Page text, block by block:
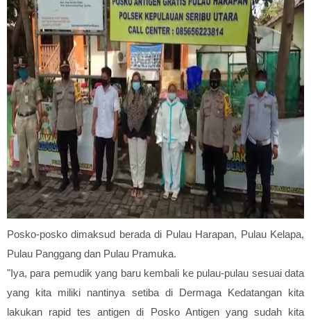
Posko-posko dimaksud berada di Pulau Harapan, Pulau Kelapa,
Pulau Panggang dan Pulau Pramuka.
"Iya, para pemudik yang baru kembali ke pulau-pulau sesuai data
yang kita miliki nantinya setiba di Dermaga Kedatangan kita
lakukan rapid tes antigen di Posko Antigen yang sudah kita